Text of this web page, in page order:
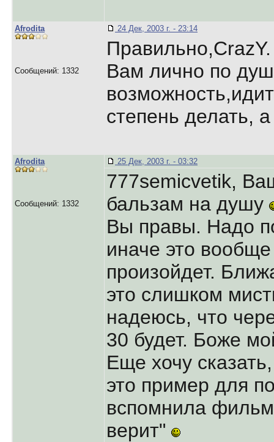
Afrodita
Сообщений: 1332
24 Дек, 2003 г. - 23:14
Вам лично по
степень делать,
Afrodita
Сообщений: 1332
25 Дек, 2003 г. - 03:32
777semicvetik,
бальзам на душу
Вы правы. Надо
иначе это
произойдет.
это слишком
надеюсь, что
30 будет. Боже
Еще хочу
это пример для
вспомнила
верит"